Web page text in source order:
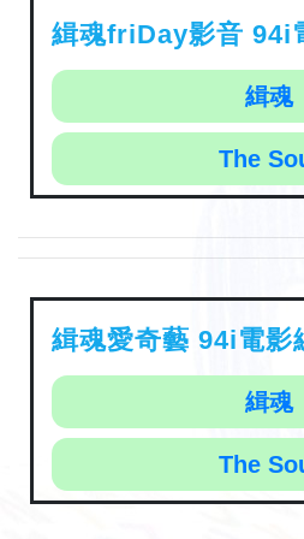
緝魂friDay影音 94i
緝魂
The
緝魂愛奇藝 94i電影
緝魂
The